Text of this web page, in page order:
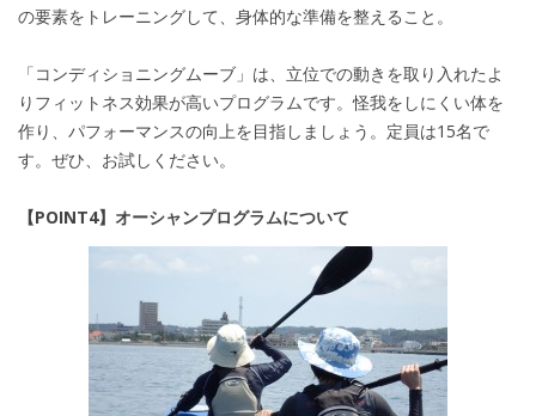
の要素をトレーニングして、身体的な準備を整えること。
「コンディショニングムーブ」は、立位での動きを取り入れたよ
りフィットネス効果が高いプログラムです。怪我をしにくい体を
作り、パフォーマンスの向上を目指しましょう。定員は15名で
す。ぜひ、お試しください。
【POINT4】オーシャンプログラムについて